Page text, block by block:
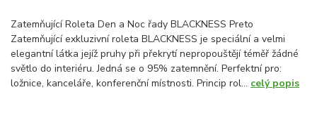
Zatemňující Roleta Den a Noc řady BLACKNESS Preto
Zatemňující exkluzivní roleta BLACKNESS je speciální a velmi
elegantní látka jejíž pruhy při překrytí nepropouštějí téměř žádné
světlo do interiéru. Jedná se o 95% zatemnění. Perfektní pro:
ložnice, kanceláře, konferenční místnosti. Princip rol... celý popis